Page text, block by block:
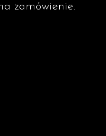
zamówienie.